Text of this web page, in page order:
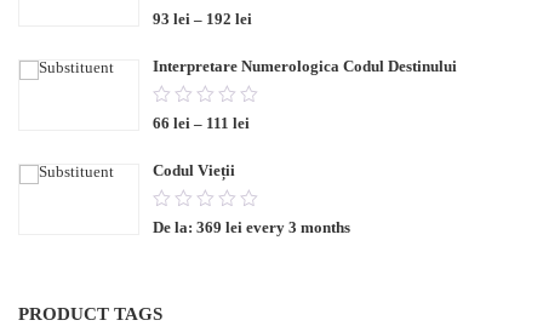
out
5
93 lei – 192 lei
93 lei
până
la
192 lei
Interpretare Numerologica Codul Destinului
0.00
out
5
66 lei – 111 lei
la
111 lei
Codul Vieții
0.00
out
De la: 369 lei every 3 months
PRODUCT TAGS